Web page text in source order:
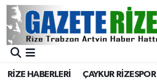
RİZE HABERLERİ ÇAYKUR RİZESPOR
BÖLGEMİZ
Merkez Nöbetçi Eczaneler